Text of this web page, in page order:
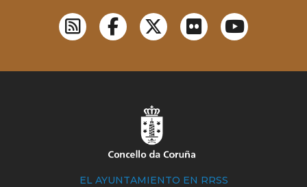
EL AYUNTAMIENTO EN RRSS